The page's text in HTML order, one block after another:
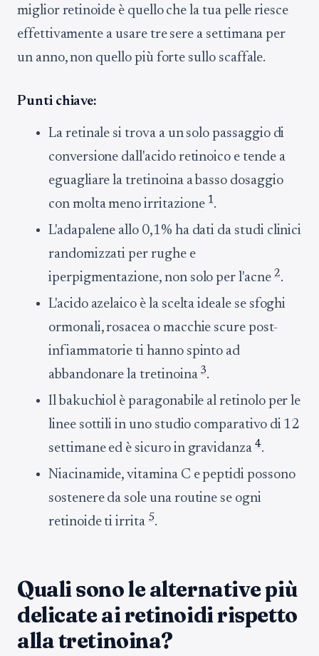
miglior retinoide è quello che la tua pelle riesce
effettivamente a usare tre sere a settimana per
un anno, non quello più forte sullo scaffale.
Punti chiave:
La retinale si trova a un solo passaggio di
conversione dall'acido retinoico e tende a
eguagliare la tretinoina a basso dosaggio
con molta meno irritazione1.
L'adapalene allo 0,1% ha dati da studi clinici
randomizzati per rughe e
iperpigmentazione, non solo per l'acne 2.
L'acido azelaico è la scelta ideale se sfoghi
ormonali, rosacea o macchie scure post-
infiammatorie ti hanno spinto ad
abbandonare la tretinoina 3.
Il bakuchiol è paragonabile al retinolo per le
linee sottili in uno studio comparativo di 12
settimane ed è sicuro in gravidanza 4.
Niacinamide, vitamina C e peptidi possono
sostenere da sole una routine se ogni
retinoide ti irrita 5.
Quali sono le alternative più
delicate ai retinoidi rispetto
alla tretinoina?